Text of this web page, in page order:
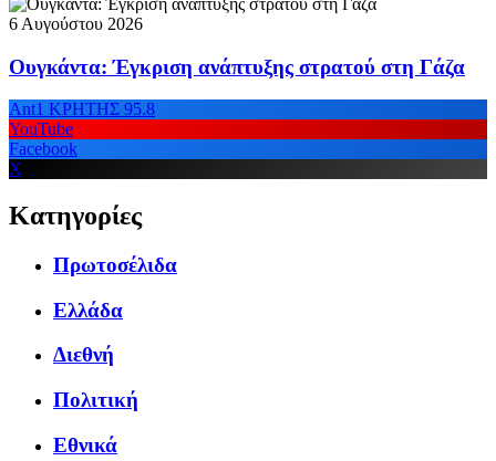
6 Αυγούστου 2026
Ουγκάντα: Έγκριση ανάπτυξης στρατού στη Γάζα
Ant1 ΚΡΗΤΗΣ 95.8
YouTube
Facebook
X
Κατηγορίες
Πρωτοσέλιδα
Ελλάδα
Διεθνή
Πολιτική
Εθνικά